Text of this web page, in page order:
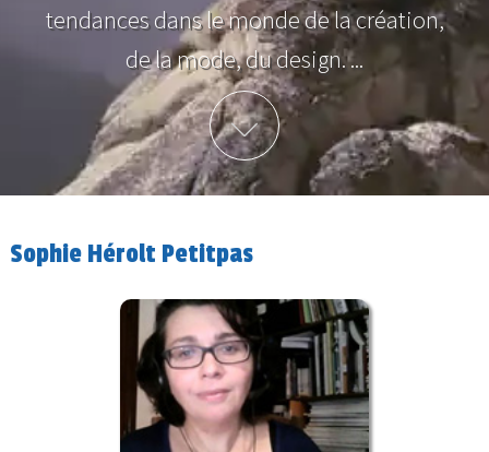
tendances dans le monde de la création,
de la mode, du design. ...
Plus d'info
Sophie Hérolt Petitpas